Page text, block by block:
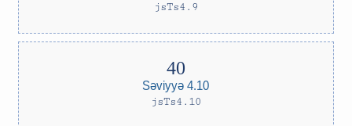
jsTs4.9
Səviyyə 4.10
jsTs4.10